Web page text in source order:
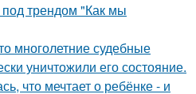
под трендом "Как мы
многолетние судебные
уничтожили его состояние.
что мечтает о ребёнке - и